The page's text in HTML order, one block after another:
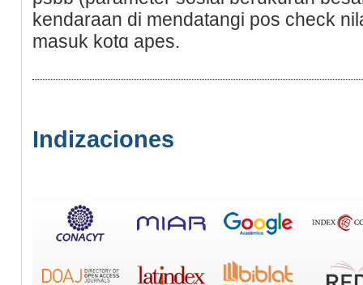
kendaraan di mendatangi pos check
masuk kotɑ apes.
Indizaciones